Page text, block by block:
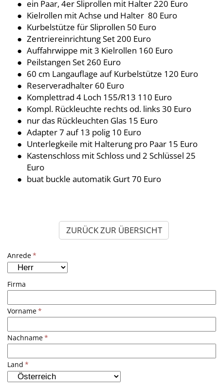
ein Paar, 4er Sliprollen mit Halter 220 Euro
Kielrollen mit Achse und Halter 80 Euro
Kurbelstütze für Sliprollen 50 Euro
Zentriereinrichtung Set 200 Euro
Auffahrwippe mit 3 Kielrollen 160 Euro
Peilstangen Set 260 Euro
60 cm Langauflage auf Kurbelstütze 120 Euro
Reserveradhalter 60 Euro
Komplettrad 4 Loch 155/R13 110 Euro
Kompl. Rückleuchte rechts od. links 30 Euro
nur das Rückleuchten Glas 15 Euro
Adapter 7 auf 13 polig 10 Euro
Unterlegkeile mit Halterung pro Paar 15 Euro
Kastenschloss mit Schloss und 2 Schlüssel 25
Euro
buat buckle automatik Gurt 70 Euro
ZURÜCK ZUR ÜBERSICHT
Anrede*
Firma
Vorname*
Nachname*
Land *